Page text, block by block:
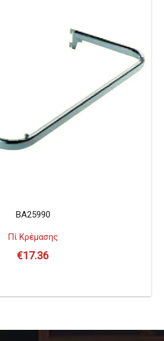
BA25990
Πί Κρέμασης
€17.36